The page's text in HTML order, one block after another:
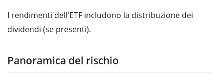
I rendimenti dell'ETF includono la distribuzione dei
dividendi (se presenti).
Panoramica del rischio